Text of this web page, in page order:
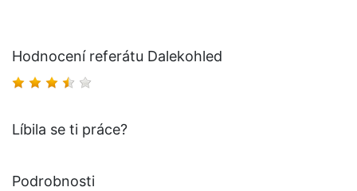
Hodnocení referátu Dalekohled
Líbila se ti práce?
Podrobnosti